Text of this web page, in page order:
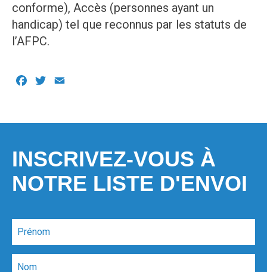
conforme), Accès (personnes ayant un
handicap) tel que reconnus par les statuts de
l’AFPC.
Facebook
Twitter
INSCRIVEZ-VOUS À
NOTRE LISTE D'ENVOI